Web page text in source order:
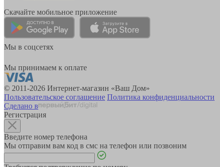
Скачайте мобильное приложение
Мы в соцсетях
Мы принимаем к оплате
© 2011-2026 Интернет-магазин «Ваш Дом»
Пользовательское соглашение Политика конфиденциальности
Сделано в
Регистрация
Введите номер телефона
Мы отправим вам код в смс на телефон или позвоним